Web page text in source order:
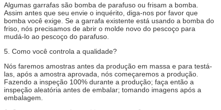
Algumas garrafas são bomba de parafuso ou frisam a bomba.
Assim antes que seu envie o inquérito, diga-nos por favor que
bomba você exige. Se a garrafa existente está usando a bomba do
friso, nós precisamos de abrir o molde novo do pescoço para
mudá-lo ao pescoço do parafuso.
5. Como você controla a qualidade?
Nós faremos amostras antes da produção em massa e para testá-
las, após a amostra aprovada, nós começaremos a produção.
Fazendo a inspeção 100% durante a produção; faça então a
inspeção aleatória antes de embalar; tomando imagens após a
embalagem.